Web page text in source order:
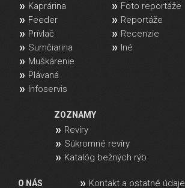
Kaprárina
Feeder
Prívlač
Sumčiarina
Muškárenie
Plávaná
Infoservis
Foto reportáže
Reportáže
Recenzie
Iné
ZOZNAMY
Revíry
Súkromné revíry
Katalóg bežných rýb
O NÁS Kontakt a ostatné údaje